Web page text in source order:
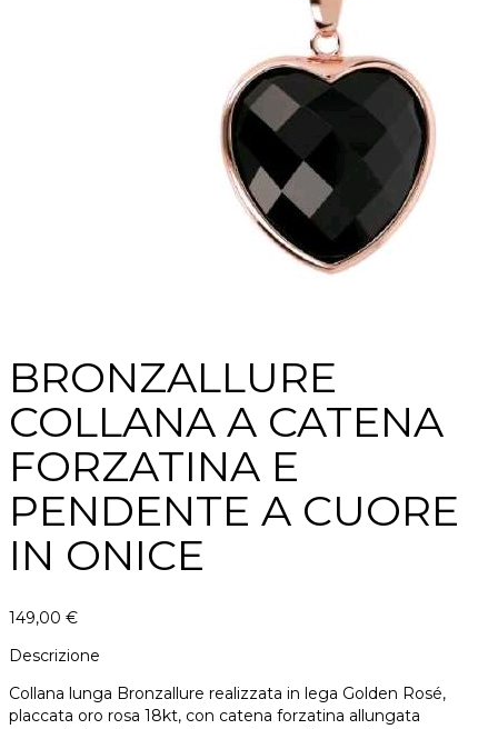
BRONZALLURE
COLLANA A CATENA
FORZATINA E
PENDENTE A CUORE
IN ONICE
149,00 €
Descrizione
Collana lunga Bronzallure realizzata in lega Golden Rosé,
placcata oro rosa 18kt, con catena forzatina allungata